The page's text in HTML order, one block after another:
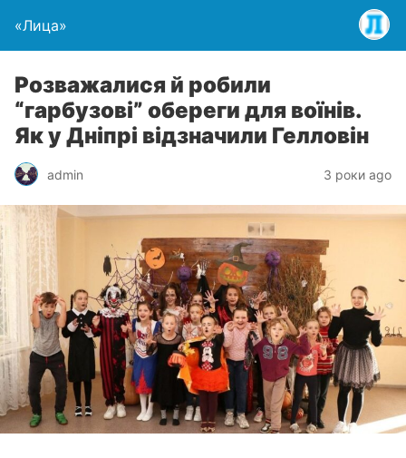
«Лица»
Розважалися й робили
“гарбузові” обереги для воїнів.
Як у Дніпрі відзначили Гелловін
admin 3 роки ago